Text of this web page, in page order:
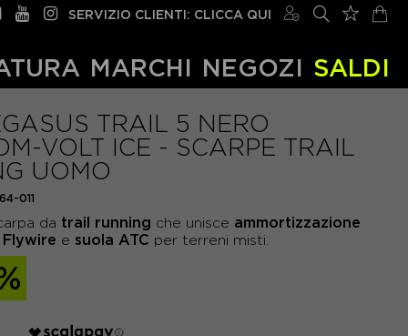
SERVIZIO CLIENTI: CLICCA QUI
MARCHI NEGOZI SALDI
TRAIL 5 NERO
VOLT ICE - SCARPE TRAIL
UOMO
011
da trail running che unisce ammortizzazione
Flywire e suola ATC per terreni misti.